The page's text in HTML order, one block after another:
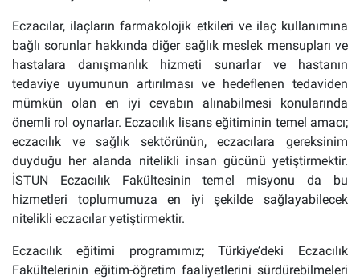
Eczacılar, ilaçların farmakolojik etkileri ve ilaç kullanımına
bağlı sorunlar hakkında diğer sağlık meslek mensupları ve
hastalara danışmanlık hizmeti sunarlar ve hastanın
tedaviye uyumunun artırılması ve hedeflenen tedaviden
mümkün olan en iyi cevabın alınabilmesi konularında
önemli rol oynarlar. Eczacılık lisans eğitiminin temel amacı;
eczacılık ve sağlık sektörünün, eczacılara gereksinim
duyduğu her alanda nitelikli insan gücünü yetiştirmektir.
İSTUN Eczacılık Fakültesinin temel misyonu da bu
hizmetleri toplumumuza en iyi şekilde sağlayabilecek
nitelikli eczacılar yetiştirmektir.
Eczacılık eğitimi programımız; Türkiye’deki Eczacılık
Fakültelerinin eğitim-öğretim faaliyetlerini sürdürebilmeleri